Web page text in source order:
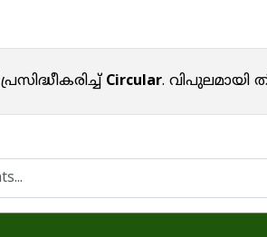
Circular. വിപുലമായി